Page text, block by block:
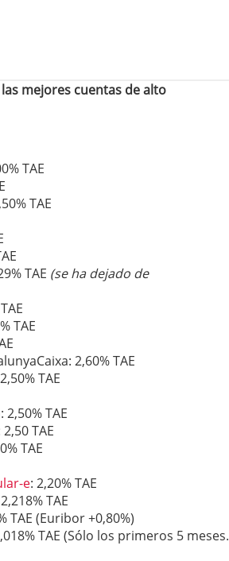
las mejores cuentas de alto
TAE
TAE
TAE (se ha dejado de
TAE
2,60% TAE
TAE
TAE
TAE
TAE
e: 2,20% TAE
TAE
TAE (Euribor +0,80%)
TAE (Sólo los primeros 5 meses.